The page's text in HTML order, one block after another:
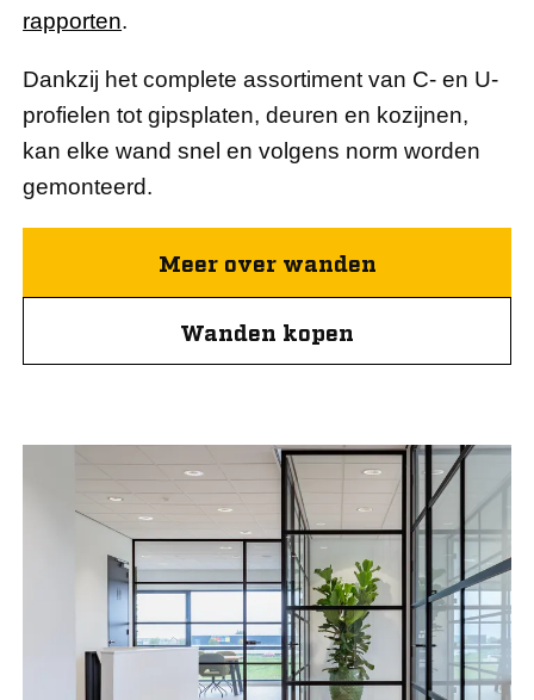
rapporten.
Dankzij het complete assortiment van C- en U-
profielen tot gipsplaten, deuren en kozijnen,
kan elke wand snel en volgens norm worden
gemonteerd.
Meer over wanden
Wanden kopen